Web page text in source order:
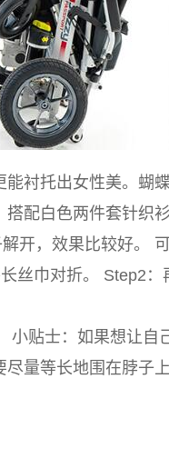
衬托出女性美。蝴
配白色两件套针织
开，效果比较好。
丝巾对折。 Step2：
小贴士：如果想让自
量等长地围在脖子